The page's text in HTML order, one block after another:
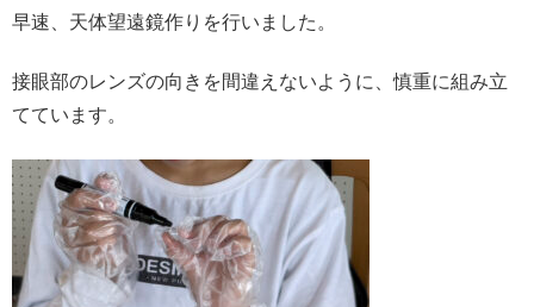
早速、天体望遠鏡作りを行いました。
接眼部のレンズの向きを間違えないように、慎重に組み立
てています。